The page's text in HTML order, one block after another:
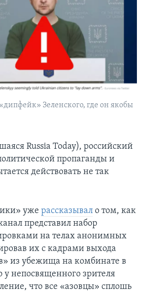
Зеленского, где он якобы
Russia Today), российский
пропаганды и
действовать не так
уже рассказывал о том, как
представил набор
на телах анонимных
их с кадрами выхода
из убежища на комбинате в
у непосвященного зрителя
что все «азовцы» сплошь